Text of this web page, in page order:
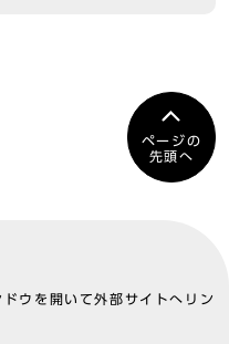
ページの
先頭へ
ウを開いて外部サイトへリン